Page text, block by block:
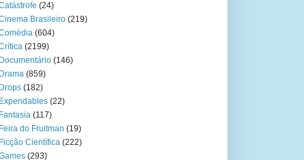
(24)
Brasileiro (219)
(604)
(2199)
Documentário (146)
Drama (859)
Drops (182)
Expendables (22)
Fantasia (117)
Feira do Fruitman (19)
Ficção Científica (222)
(293)